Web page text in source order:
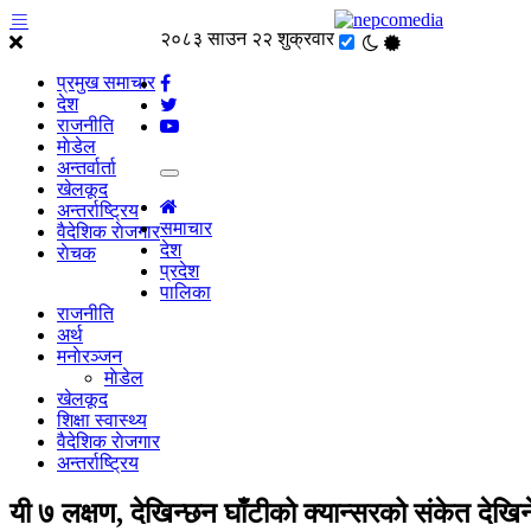
प्रमुख समाचार
देश
राजनीति
माेडेल
अन्तर्वार्ता
खेलकूद
अन्तर्राष्ट्रिय
वैदेशिक राेजगार
राेचक
२०८३ साउन २२ शुक्रवार
समाचार
देश
प्रदेश
पालिका
राजनीति
अर्थ
मनाेरञ्जन
माेडेल
खेलकूद
शिक्षा स्वास्थ्य
वैदेशिक राेजगार
अन्तर्राष्ट्रिय
यी ७ लक्षण, देखिन्छन घाँटीको क्यान्सरको संकेत